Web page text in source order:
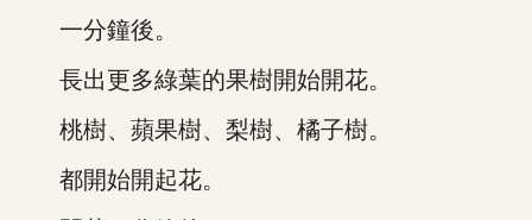
一分鐘後。
長出更多綠葉的果樹開始開花。
桃樹、蘋果樹、梨樹、橘子樹。
都開始開起花。